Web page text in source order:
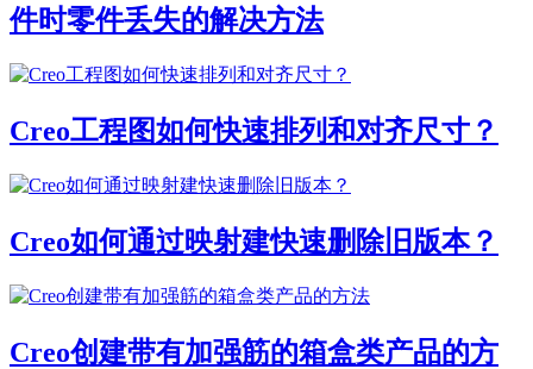
件时零件丢失的解决方法
Creo工程图如何快速排列和对齐尺寸？
Creo如何通过映射建快速删除旧版本？
Creo创建带有加强筋的箱盒类产品的方